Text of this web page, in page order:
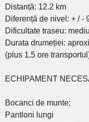
Distanță: 12.2 km
Diferență de nivel: + / -
Dificultate traseu: mediu
Durata drumeției:
(plus 1,5 ore
ECHIPAMENT
Bocanci de munte;
Pantloni lungi